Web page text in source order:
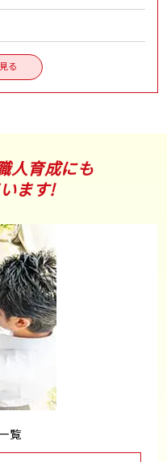
る
人育成にも
ます!
覧